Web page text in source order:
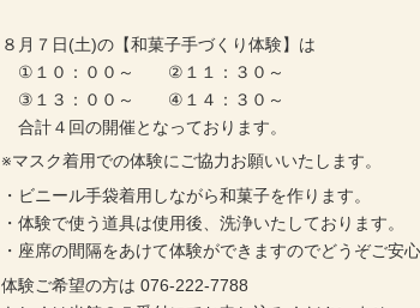
８月７日(土)の【和菓子手づくり体験】は
①１０：００～ ②１１：３０～
③１３：００～ ④１４：３０～
合計４回の開催となっております。
※マスク着用での体験にご協力お願いいたします。
・ビニール手袋着用しながら和菓子を作ります。
・体験で使う道具は使用後、洗浄いたしております。
・座席の間隔をあけて体験ができますのでどうぞご安
体験ご希望の方は 076-222-7788